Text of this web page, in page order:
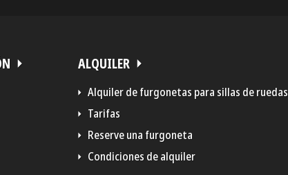
ALQUILER
Alquiler de furgonetas para sillas de ruedas
Tarifas
Reserve una furgoneta
Condiciones de alquiler